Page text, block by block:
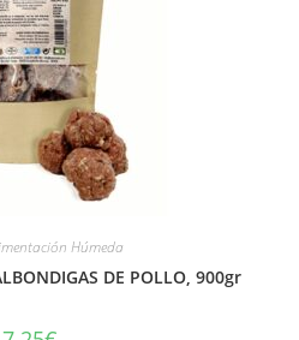
Húmeda
DE POLLO, 900gr